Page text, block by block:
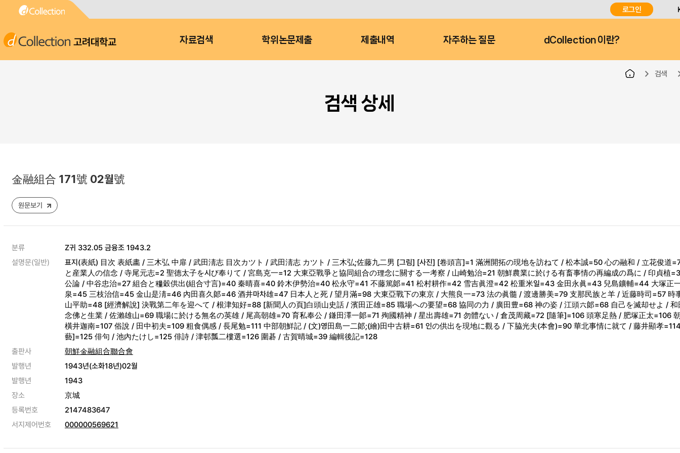
로그인
고려대학교 자료검색 학위논문제출 제출내역 자주하는 질문 dCollection 이란?
검색
검색 상세
金融組合 171號 02월號
원문보기
분류
Z귀 332.05 금융조 1943.2
설명문(일반)
표지(表紙) 目次 表紙畵 / 三木弘 中扉 / 武田淸志 目次カツト / 武田淸志 カツト / 三木弘;佐藤九二男 [그림] [사진] [卷頭言]=1 滿洲開拓の現地を訪ねて / 松本誠=50 心の融和 / 立花俊道
と産業人の信念 / 寺尾元志=2 聖德太子を시び奉りて / 宮島克一=12 大東亞戰爭と協同組合の理念に關する一考察 / 山崎勉治=21 朝鮮農業に於ける有畜事情の再編成の爲に / 印貞植
公論 / 中谷忠治=27 組合と糧穀供出(組合寸言)=40 秦晴喜=40 鈴木伊勢治=40 松永守=41 不藤篤郞=41 松村耕作=42 雪吉眞澄=42 松重米일=43 金田永眞=43 兒島鑛輔=44 大塚正
泉=45 三枝治信=45 金山是淸=46 內田喜久郞=46 酒井마차雄=47 日本人と死 / 望月滿=98 大東亞戰下の東京 / 大熊良一=73 法の眞髓 / 渡邊勝美=79 支那民族と羊 / 近藤時司=57 時
山平助=48 [經濟解說] 決戰第二年を迎へて / 根津知好=88 [新聞人の頁]白頭山史話 / 濱田正雄=85 職場への要望=68 協同の力 / 廣田豊=68 神の姿 / 江頭六郞=68 自己を滅却せよ /
念佛と生業 / 佐瀨雄山=69 職場に於ける無名の英雄 / 尾高朝雄=70 育私奉公 / 鎌田澤一郞=71 殉國精神 / 星出壽雄=71 勿體ない / 倉茂周藏=72 [隨筆]=106 頭寒足熱 / 肥塚正太=106
橫井迦南=107 俗說 / 田中初夫=109 粗食偶感 / 長尾勉=111 中部朝鮮記 / (文)영田島一二郞;(繪)田中古耕=61 인の供出を現地に觀る / 下脇光夫(本會)=90 華北事情に就て / 藤井顯孝
藝]=125 俳句 / 池內たけし=125 俳詩 / 津邨瓢二樓選=126 圍碁 / 古賀晴城=39 編輯後記=128
출판사
朝鮮金融組合聯合會
발행년
1943년(소화18년)02월
발행년
1943
장소
京城
등록번호
2147483647
서지제어번호
000000569621